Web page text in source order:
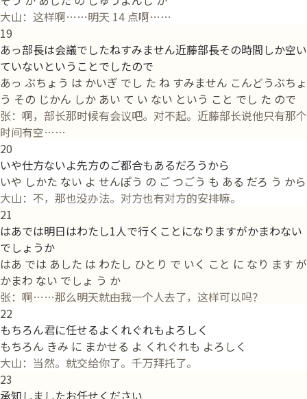
大山：这样啊……明天 14 点啊……
19
あっ部長は会議でしたねすみません近藤部長その時間しか空い
ていないということでしたので
あっ ぶちょう は かいぎ でし た ね すみません こんどうぶちょ
う その じかん しか あい て い ない という こと でし た ので
张：啊，部长那时候有会议吧。对不起。近藤部长说他只有那个
时间有空……
20
いや仕方ないよ先方のご都合もあるだろうから
いや しかた ない よ せんぽう の ご つごう も ある だろ う から
大山：不，那也没办法。对方也有对方的安排嘛。
21
はあでは明日はわたし1人で行くことになりますがかまわない
でしょうか
はあ では あした は わたし ひとり で いく こと に なり ます が
かまわ ない でしょ う か
张：啊……那么明天就由我一个人去了，这样可以吗？
22
もちろん君に任せるよくれぐれもよろしく
もちろん きみ に まかせる よ くれぐれも よろしく
大山：当然。就交给你了。千万拜托了。
23
承知しましたお任せください